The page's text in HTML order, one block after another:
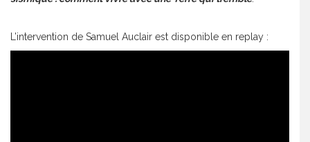
L’intervention de Samuel Auclair est disponible en replay :